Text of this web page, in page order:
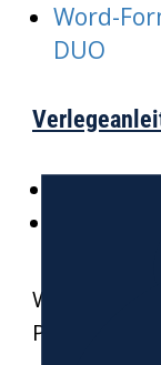
Word-
DUO
MULTI-
MULTI-
Weitere